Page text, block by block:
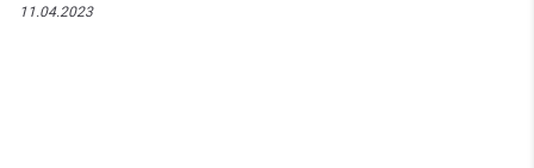
11.04.2023